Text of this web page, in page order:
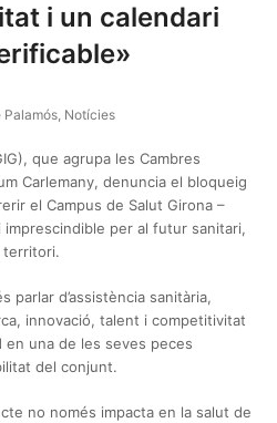
i un calendari
Palamós, Notícies
que agrupa les Cambres
Carlemany, denuncia el bloqueig
el Campus de Salut Girona –
per al futur sanitari,
territori.
parlar d’assistència sanitària,
innovació, talent i competitivitat
en una de les seves peces
del conjunt.
no només impacta en la salut de